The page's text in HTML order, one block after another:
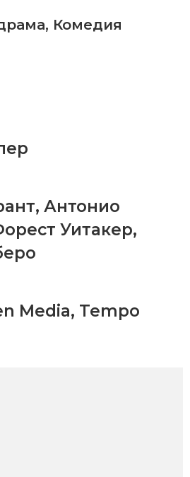
, Комедия
, Антонио
Уитакер,
Media, Tempo